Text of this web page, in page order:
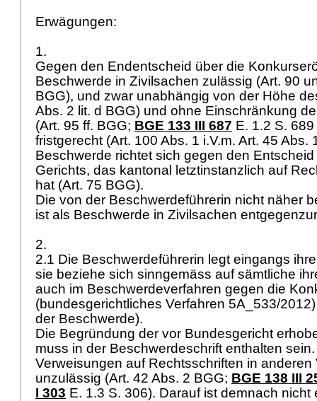
Erwägungen:
1.
Gegen den Endentscheid über die
Beschwerde in Zivilsachen zulässig (Art. 90
BGG), und zwar unabhängig von der Höhe
Abs. 2 lit. d BGG) und ohne Einschränkung
(Art. 95 ff. BGG; BGE 133 III 687 E. 1.2 S.
fristgerecht (Art. 100 Abs. 1 i.V.m. Art. 45 Abs.
Beschwerde richtet sich gegen den
Gerichts, das kantonal letztinstanzlich auf
hat (Art. 75 BGG).
Die von der Beschwerdeführerin nicht näher
ist als Beschwerde in Zivilsachen
2.
2.1 Die Beschwerdeführerin legt eingangs
sie beziehe sich sinngemäss auf sämtliche
auch im Beschwerdeverfahren gegen die
(bundesgerichtliches Verfahren 5A_533/
der Beschwerde).
Die Begründung der vor Bundesgericht
muss in der Beschwerdeschrift enthalten
Verweisungen auf Rechtsschriften in anderen
unzulässig (Art. 42 Abs. 2 BGG; BGE 138 III
I 303 E. 1.3 S. 306). Darauf ist demnach